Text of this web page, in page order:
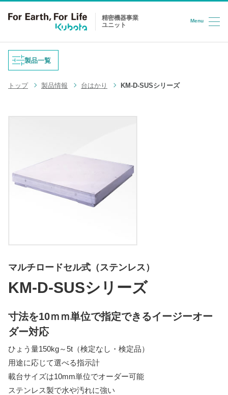
コンテンツへスキップ
精密機器事業
ユニット
Menu
製品一覧
重量式フィーダ
LPG充填システム
ロードセル
選別・計測・監視システム
トラックスケール
トップ 製品情報 台はかり KM-D-SUSシリーズ
マルチロードセル式（ステンレス）
KM-D-SUSシリーズ
寸法を10ｍｍ単位で指定できるイージーオー
ダー対応
ひょう量150kg～5t（検定なし・検定品）
用途に応じて選べる指示計
載台サイズは10mm単位でオーダー可能
ステンレス製で水や汚れに強い